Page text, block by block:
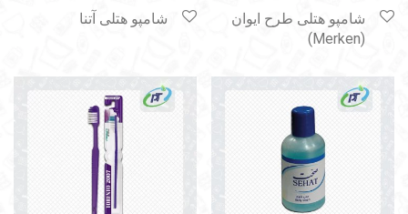
شامپو هتلی آتنا
شامپو هتلی طرح ایوان